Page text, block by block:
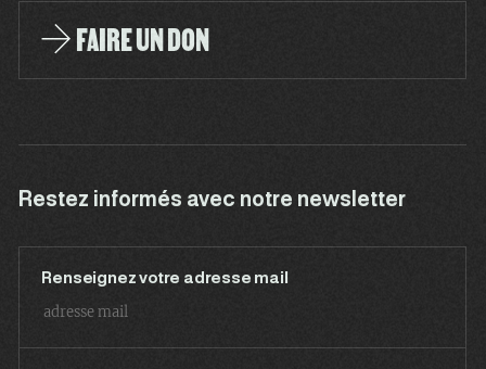
FAIRE UN DON
Restez informés avec notre newsletter
Renseignez votre adresse mail